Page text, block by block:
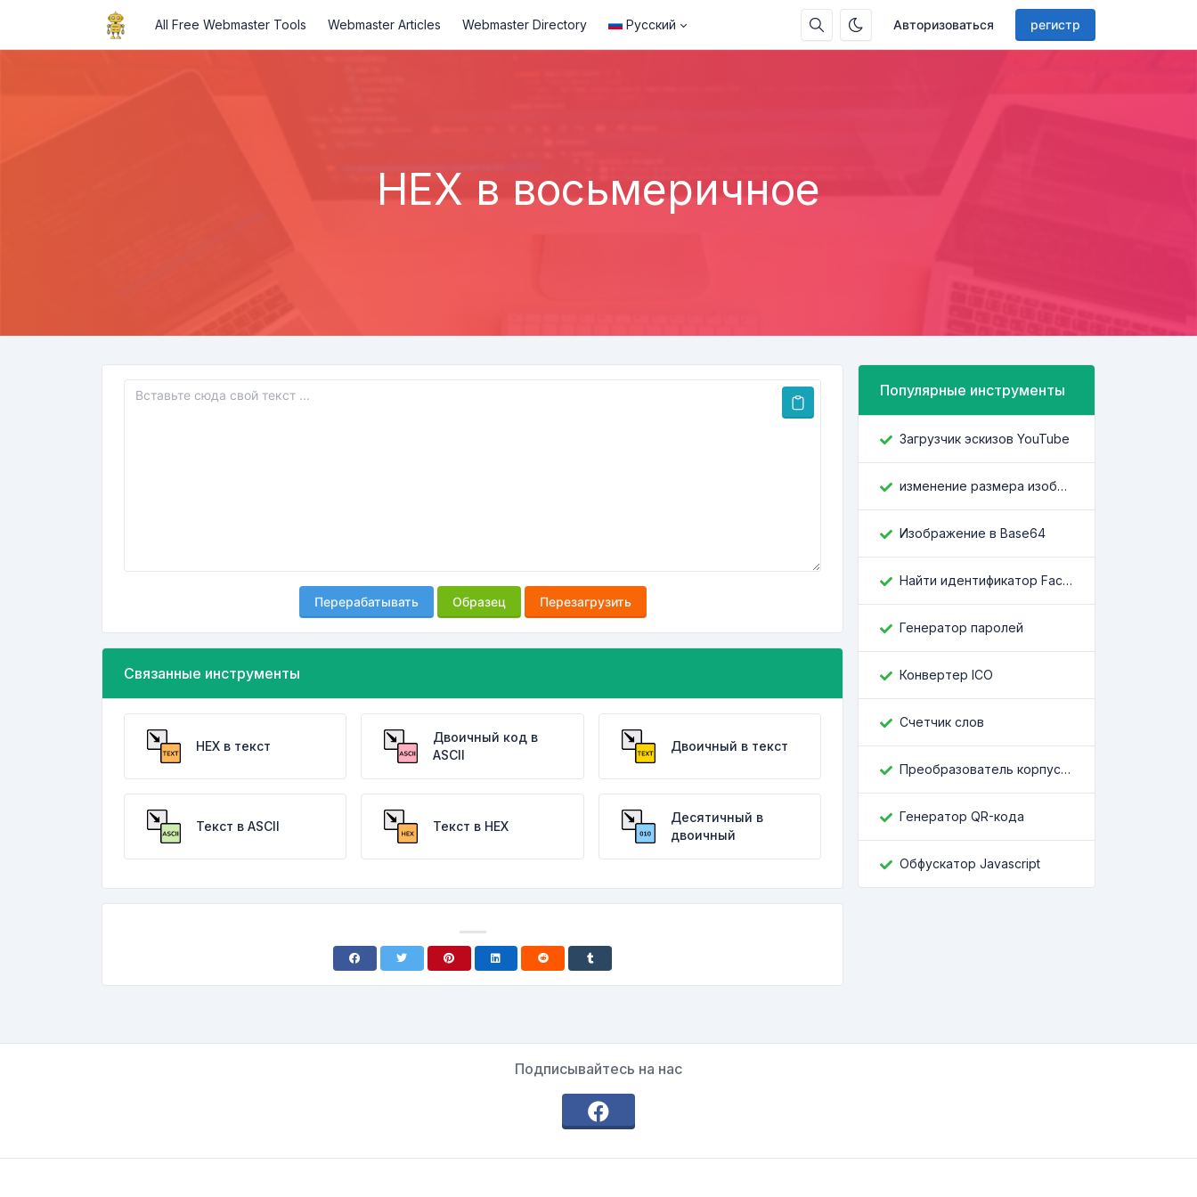
Авторизоваться регистр
All Free Webmaster Tools Webmaster Articles Webmaster Directory Русский
HEX в восьмеричное
Перерабатывать Образец Перезагрузить
Связанные инструменты
HEX в текст
Двоичный код в
ASCII
Двоичный в текст
Текст в ASCII Текст в HEX
Десятичный в
двоичный
Популярные инструменты
Загрузчик эскизов YouTube
изменение размера изображения
Изображение в Base64
Найти идентификатор Facebook
Генератор паролей
Конвертер ICO
Счетчик слов
Преобразователь корпусов
Генератор QR-кода
Обфускатор Javascript
Подписывайтесь на нас